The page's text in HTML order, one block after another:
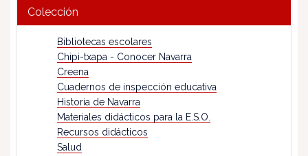
Colección
Bibliotecas escolares
Chipi-txapa - Conocer Navarra
Creena
Cuadernos de inspección educativa
Historia de Navarra
Materiales didácticos para la E.S.O.
Recursos didácticos
Salud